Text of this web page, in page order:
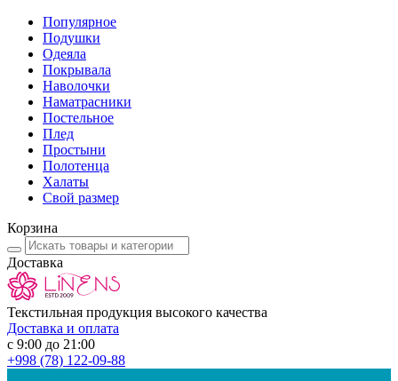
Популярное
Подушки
Одеяла
Покрывала
Наволочки
Наматрасники
Постельное
Плед
Простыни
Полотенца
Халаты
Свой размер
Корзина
Доставка
Текстильная продукция высокого качества
Доставка и оплата
с 9:00 до 21:00
+998 (78) 122-09-88